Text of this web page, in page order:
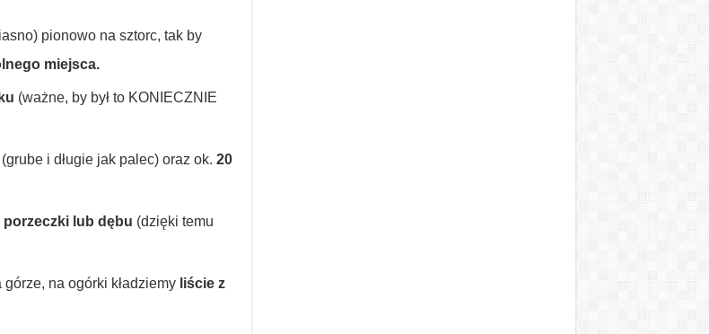
pionowo na sztorc, tak by
miejsca.
(ważne, by był to KONIECZNIE
(grube i długie jak palec) oraz ok. 20
lub dębu (dzięki temu
na ogórki kładziemy liście z